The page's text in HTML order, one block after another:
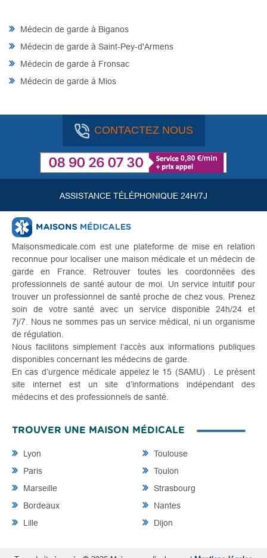
Médecin de garde à Biganos
Médecin de garde à Saint-Pey-d'Armens
Médecin de garde à Fronsac
Médecin de garde à Mios
CONTACTEZ NOUS
ASSISTANCE TÉLÉPHONIQUE 24H/7J
Maisonsmedicale.com est une plateforme de mise en relation
reconnue pour localiser une maison médicale et un médecin de
garde en France. Retrouver toutes les coordonnées des
professionnels de santé autour de moi. Un service intuitif pour
trouver un professionnel de santé proche de chez vous. Prenez
soin de votre santé avec un service disponible 24h/24 et
7j/7. Nous ne sommes pas un service médical, ni un organisme
de régulation.
Nous facilitons simplement l’accès aux informations publiques
disponibles concernant les médecins de garde.
En cas d’urgence médicale appelez le 15 (SAMU) . Le présent
site internet est un site d’informations indépendant des
médecins et des professionnels de santé.
TROUVER UNE MAISON MÉDICALE
Lyon
Paris
Marseille
Bordeaux
Lille
Toulouse
Toulon
Strasbourg
Nantes
Dijon